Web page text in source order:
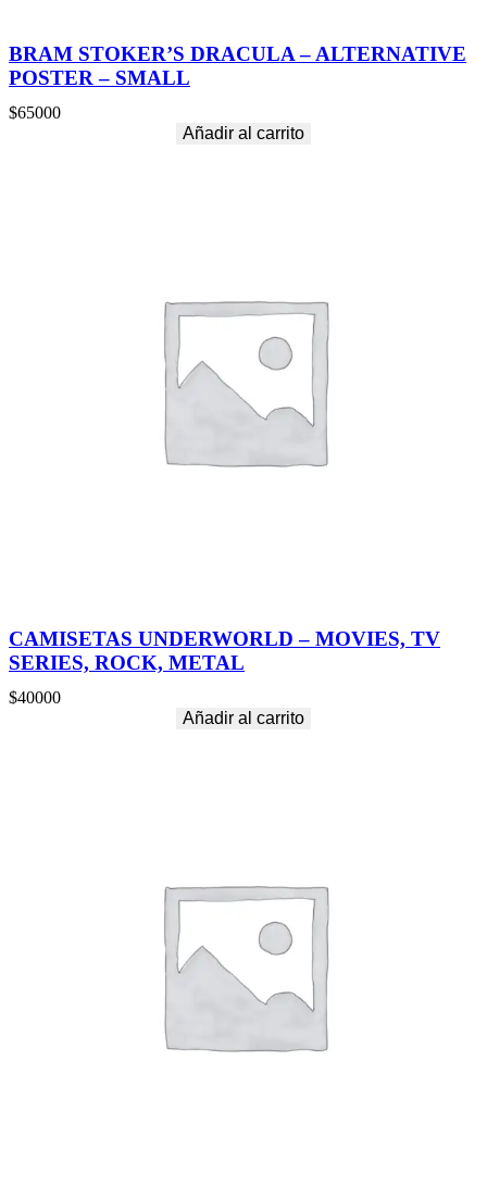
BRAM STOKER’S DRACULA – ALTERNATIVE
POSTER – SMALL
$65000
Añadir al carrito
CAMISETAS UNDERWORLD – MOVIES, TV
SERIES, ROCK, METAL
$40000
Añadir al carrito